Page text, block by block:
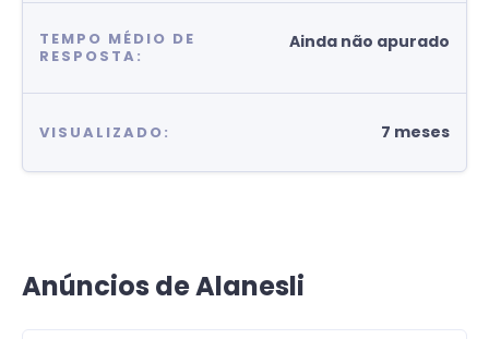
TEMPO MÉDIO DE
RESPOSTA:
Ainda não apurado
VISUALIZADO: 7 meses
Anúncios de Alanesli